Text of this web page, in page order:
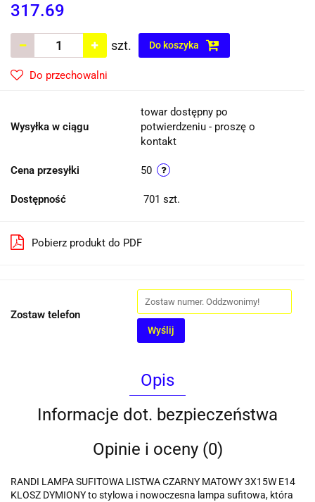
317.69
szt. Do koszyka
Do przechowalni
Wysyłka w ciągu
towar dostępny po
potwierdzeniu - proszę o
kontakt
Cena przesyłki 50
Dostępność 701 szt.
Pobierz produkt do PDF
Zostaw telefon
Wyślij
Opis
Informacje dot. bezpieczeństwa
Opinie i oceny (0)
RANDI LAMPA SUFITOWA LISTWA CZARNY MATOWY 3X15W E14
KLOSZ DYMIONY to stylowa i nowoczesna lampa sufitowa, która